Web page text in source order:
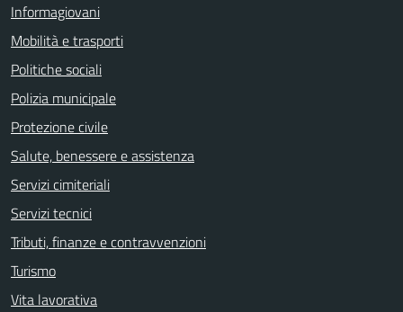
Informagiovani
Mobilità e trasporti
Politiche sociali
Polizia municipale
Protezione civile
Salute, benessere e assistenza
Servizi cimiteriali
Servizi tecnici
Tributi, finanze e contravvenzioni
Turismo
Vita lavorativa